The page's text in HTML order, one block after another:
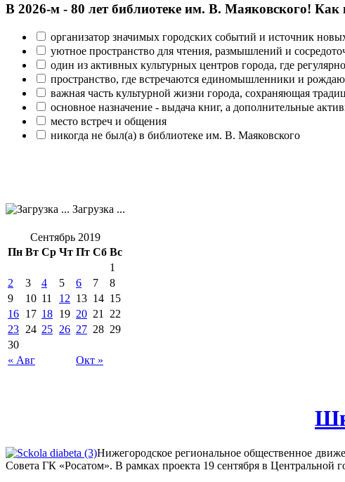
В 2026‑м - 80 лет библиотеке им. В. Маяковского! Как
организатор значимых городских событий и источник
уютное пространство для чтения, размышлений и
один из активных культурных центров города, где
пространство, где встречаются единомышленники и
важная часть культурной жизни города, сохраняющая
основное назначение - выдача книг, а дополнительные
место встреч и общения
никогда не был(а) в библиотеке им. В. Маяковского
Загрузка ...
Сентябрь 2019
Пн Вт Ср Чт Пт Сб Вс
« Авг Окт »
1
2
3 4 5 6 7
8
9
10 11 12 13 14 15
16 17 18 19 20 21
22
23 24 25 26 27 28 29
30
Нижегородское региональное общественное
Совета ГК «Росатом». В рамках проекта 19 сентября в Центральной